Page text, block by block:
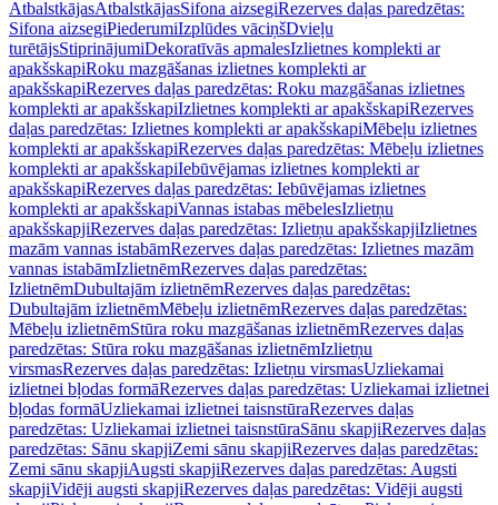
AtbalstkājasAtbalstkājasSifona aizsegiRezerves daļas paredzētas:
Sifona aizsegiPiederumiIzplūdes vāciņšDvieļu
turētājsStiprinājumiDekoratīvās apmalesIzlietnes komplekti ar
apakšskapiRoku mazgāšanas izlietnes komplekti ar
apakšskapiRezerves daļas paredzētas: Roku mazgāšanas izlietnes
komplekti ar apakšskapiIzlietnes komplekti ar apakšskapiRezerves
daļas paredzētas: Izlietnes komplekti ar apakšskapiMēbeļu izlietnes
komplekti ar apakšskapiRezerves daļas paredzētas: Mēbeļu izlietnes
komplekti ar apakšskapiIebūvējamas izlietnes komplekti ar
apakšskapiRezerves daļas paredzētas: Iebūvējamas izlietnes
komplekti ar apakšskapiVannas istabas mēbelesIzlietņu
apakšskapjiRezerves daļas paredzētas: Izlietņu apakšskapjiIzlietnes
mazām vannas istabāmRezerves daļas paredzētas: Izlietnes mazām
vannas istabāmIzlietnēmRezerves daļas paredzētas:
IzlietnēmDubultajām izlietnēmRezerves daļas paredzētas:
Dubultajām izlietnēmMēbeļu izlietnēmRezerves daļas paredzētas:
Mēbeļu izlietnēmStūra roku mazgāšanas izlietnēmRezerves daļas
paredzētas: Stūra roku mazgāšanas izlietnēmIzlietņu
virsmasRezerves daļas paredzētas: Izlietņu virsmasUzliekamai
izlietnei bļodas formāRezerves daļas paredzētas: Uzliekamai izlietnei
bļodas formāUzliekamai izlietnei taisnstūraRezerves daļas
paredzētas: Uzliekamai izlietnei taisnstūraSānu skapjiRezerves daļas
paredzētas: Sānu skapjiZemi sānu skapjiRezerves daļas paredzētas:
Zemi sānu skapjiAugsti skapjiRezerves daļas paredzētas: Augsti
skapjiVidēji augsti skapjiRezerves daļas paredzētas: Vidēji augsti